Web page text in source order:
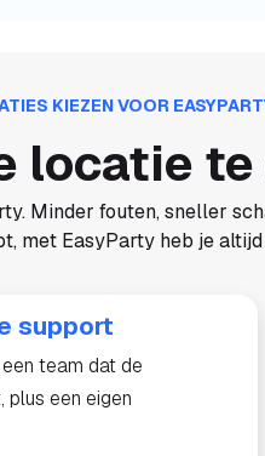
KIEZEN VOOR
locatie
Minder fouten, sneller
met EasyParty heb je
support
team dat de
plus een eigen